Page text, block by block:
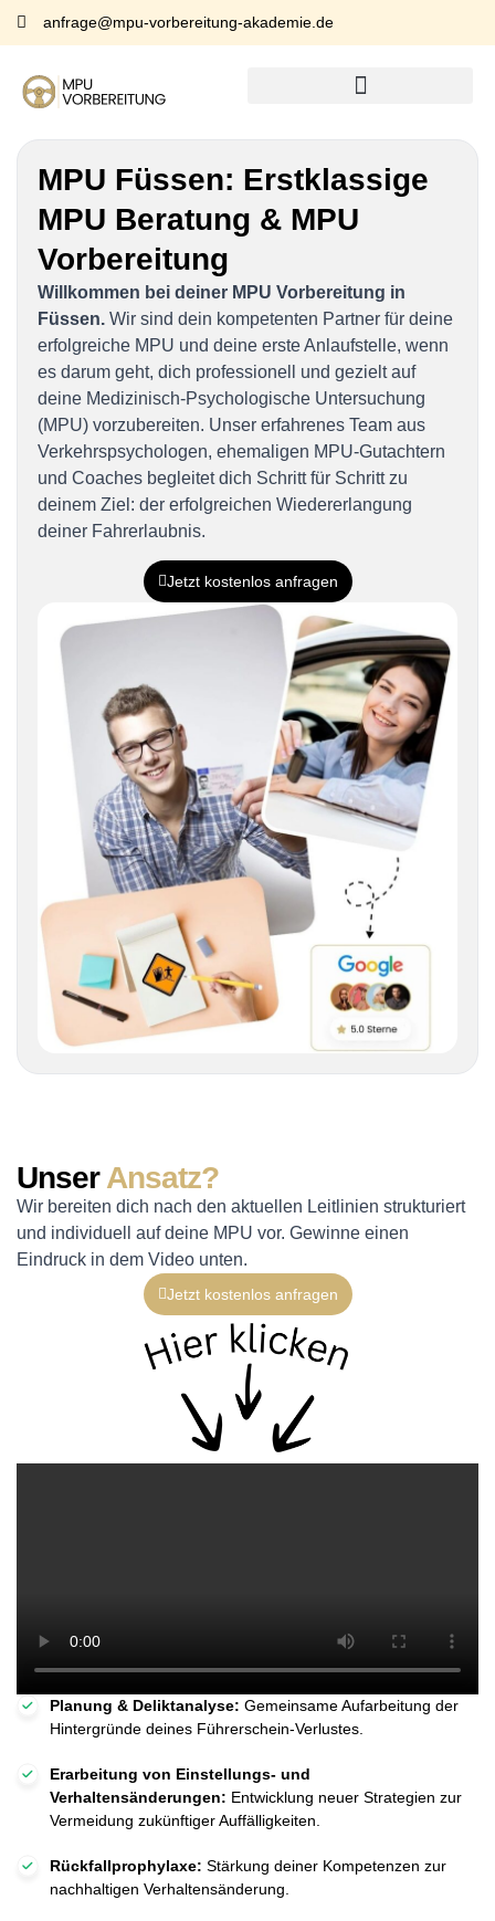
anfrage@mpu-vorbereitung-akademie.de
MPU Füssen: Erstklassige
MPU Beratung & MPU
Vorbereitung
Willkommen bei deiner MPU Vorbereitung in
Füssen. Wir sind dein kompetenten Partner für deine
erfolgreiche MPU und deine erste Anlaufstelle, wenn
es darum geht, dich professionell und gezielt auf
deine Medizinisch-Psychologische Untersuchung
(MPU) vorzubereiten. Unser erfahrenes Team aus
Verkehrspsychologen, ehemaligen MPU-Gutachtern
und Coaches begleitet dich Schritt für Schritt zu
deinem Ziel: der erfolgreichen Wiedererlangung
deiner Fahrerlaubnis.
Jetzt kostenlos anfragen
UnserAnsatz?
Wir bereiten dich nach den aktuellen Leitlinien strukturiert
und individuell auf deine MPU vor. Gewinne einen
Eindruck in dem Video unten.
Jetzt kostenlos anfragen
Planung & Deliktanalyse: Gemeinsame Aufarbeitung der
Hintergründe deines Führerschein-Verlustes.
Erarbeitung von Einstellungs- und
Verhaltensänderungen: Entwicklung neuer Strategien zur
Vermeidung zukünftiger Auffälligkeiten.
Rückfallprophylaxe: Stärkung deiner Kompetenzen zur
nachhaltigen Verhaltensänderung.